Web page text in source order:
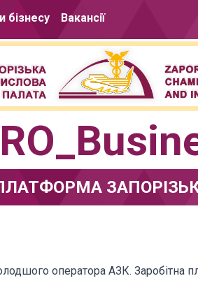
бізнесу Вакансії
оператора АЗК. Заробітна